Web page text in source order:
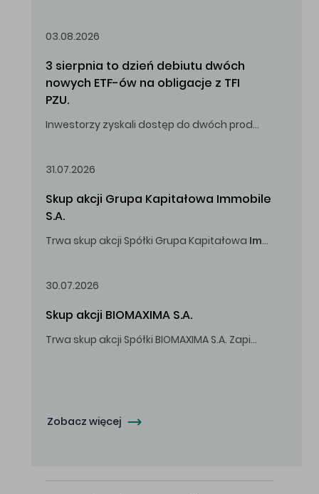
03.08.2026
3 sierpnia to dzień debiutu dwóch
nowych ETF-ów na obligacje z TFI
PZU.
Inwestorzy zyskali dostęp do dwóch produktów umożliwiających inwestowanie w obligacje skarbowe.
31.07.2026
Skup akcji Grupa Kapitałowa Immobile
S.A.
Trwa skup akcji Spółki Grupa Kapitałowa Immobile
30.07.2026
Skup akcji BIOMAXIMA S.A.
Trwa skup akcji Spółki BIOMAXIMA S.A. Zapisy do 4 sierpnia 2026 r. do godz. 16.00.
Zobacz więcej